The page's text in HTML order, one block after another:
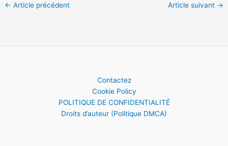
← Article précédent Article suivant →
Contactez
Cookie Policy
POLITIQUE DE CONFIDENTIALITÉ
Droits d’auteur (Politique DMCA)